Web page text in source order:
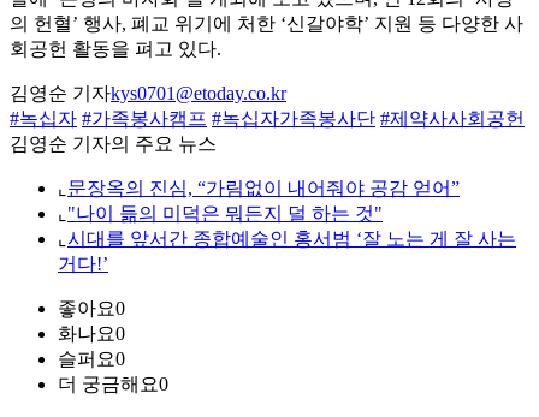
의 헌혈’ 행사, 폐교 위기에 처한 ‘신갈야학’ 지원 등 다양한 사
회공헌 활동을 펴고 있다.
김영순 기자kys0701@etoday.co.kr
#녹십자 #가족봉사캠프 #녹십자가족봉사단 #제약사사회공헌
김영순 기자의 주요 뉴스
⌞ 문장옥의 진심, “가림없이 내어줘야 공감 얻어”
⌞ "나이 듦의 미덕은 뭐든지 덜 하는 것"
⌞ 시대를 앞서간 종합예술인 홍서범 ‘잘 노는 게 잘 사는
거다!’
좋아요0
화나요0
슬퍼요0
더 궁금해요0